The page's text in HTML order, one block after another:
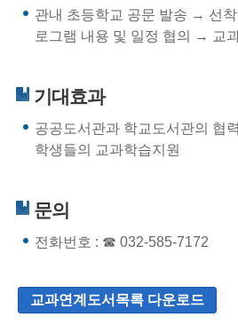
관내 초등학교 공문 발송 → 선
로그램 내용 및 일정 협의 → 교
기대효과
공공도서관과 학교도서관의 협
학생들의 교과학습지원
문의
전화번호 : ☎ 032-585-7172
교과연계도서목록 다운로드